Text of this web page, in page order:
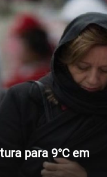
para 9°C em